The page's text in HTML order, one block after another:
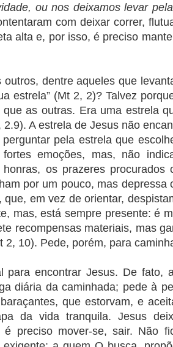
ou nos deixamos levar
com deixar correr,
alta e, por isso, é preciso
dentre aqueles que
estrela” (Mt 2, 2)? Talvez
as outras. Era uma estrela
A estrela de Jesus não
pela estrela que
emoções, mas, não
os prazeres procurados
por um pouco, mas depressa
em vez de orientar,
mas, está sempre presente: é
recompensas materiais, mas
2, 10). Pede, porém, para
para encontrar Jesus. De fato,
diária da caminhada; pede à
que estorvam, e
da vida tranquila. Jesus
preciso mover-se, sair. Não